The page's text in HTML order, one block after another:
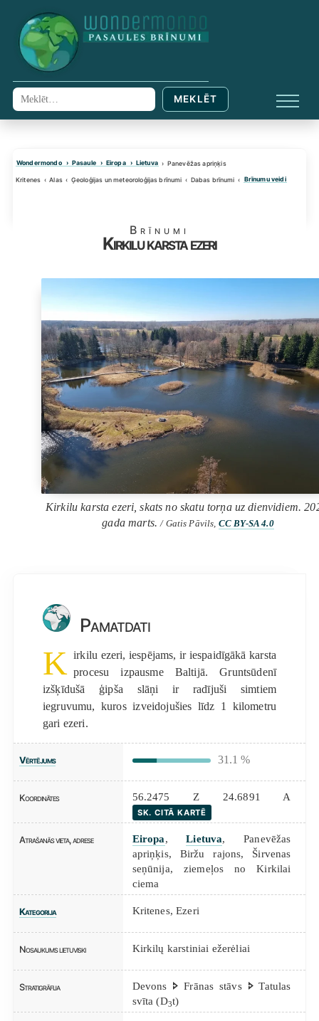
content
Meklēt: MEKLĒT
Wondermondo Pasaule Eiropa Lietuva Panevēžas apriņķis
Kritenes Alas Ģeoloģijas un meteoroloģijas brīnumi Dabas brīnumi Brīnumu veidi
Brīnumi
Kirkilu karsta ezeri
Kirkilu karsta ezeri, skats no skatu torņa uz dienvidiem.
gada marts./ Gatis Pāvils, CC BY-SA 4.0
Pamatdati
K irkilu ezeri, iespējams, ir iespaidīgākā karsta
procesu izpausme Baltijā. Gruntsūdenī
izšķīdušā ģipša slāņi ir radījuši simtiem
iegruvumu, kuros izveidojušies līdz 1 kilometru
gari ezeri.
Vērtējums 31.1 %
Koordinātes 56.2475 Z 24.6891 A
SK. CITĀ KARTĒ
Atrašanās vieta, adrese Eiropa,Lietuva, Panevēžas
apriņķis, Biržu rajons, Širvenas
seņūnija, ziemeļos no Kirkilai
ciema
Kategorija Kritenes,Ezeri
Nosaukums lietuviski Kirkilų karstiniai ežerėliai
Stratigrāfija
Devons 🢖 Frānas stāvs 🢖 Tatulas
svīta (D3t)